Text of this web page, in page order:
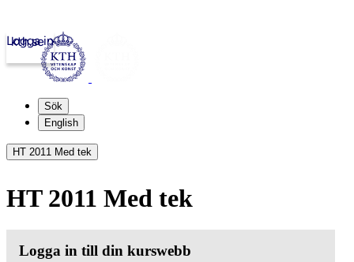
kth.se
Logga in
Sök
English
HT 2011 Med tek
HT 2011 Med tek
Logga in till din kurswebb